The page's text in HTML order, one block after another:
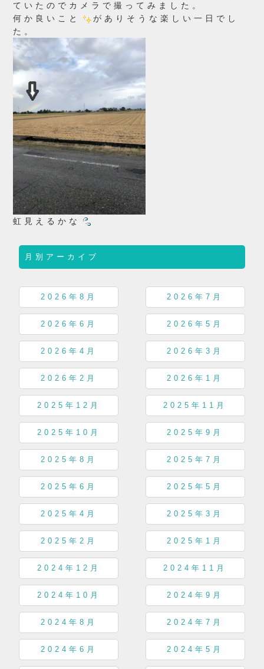
ていたのでカメラで撮ってみました。
何か良いこと
がありそうな楽しい一日でし
た。
虹見えるかな
月別アーカイブ
2026年8月 2026年7月
2026年6月 2026年5月
2026年4月 2026年3月
2026年2月 2026年1月
2025年12月 2025年11月
2025年10月 2025年9月
2025年8月 2025年7月
2025年6月 2025年5月
2025年4月 2025年3月
2025年2月 2025年1月
2024年12月 2024年11月
2024年10月 2024年9月
2024年8月 2024年7月
2024年6月 2024年5月